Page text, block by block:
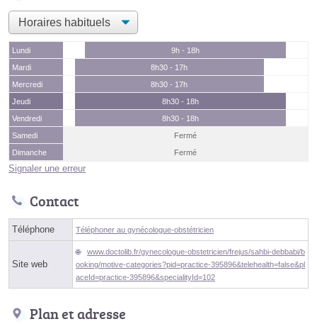
Lundi
9h - 18h
Mardi
8h30 - 17h
Mercredi
8h30 - 17h
Jeudi
8h30 - 18h
Vendredi
8h30 - 18h
Samedi
Fermé
Dimanche
Fermé
Signaler une erreur
Contact
Téléphone Téléphoner au gynécologue-obstétricien
Site web
www.doctolib.fr/gynecologue-obstetricien/frejus/sahbi-debbabi/b
ooking/motive-categories?pid=practice-395896&telehealth=false&pl
aceId=practice-395896&specialityId=102
Plan et adresse